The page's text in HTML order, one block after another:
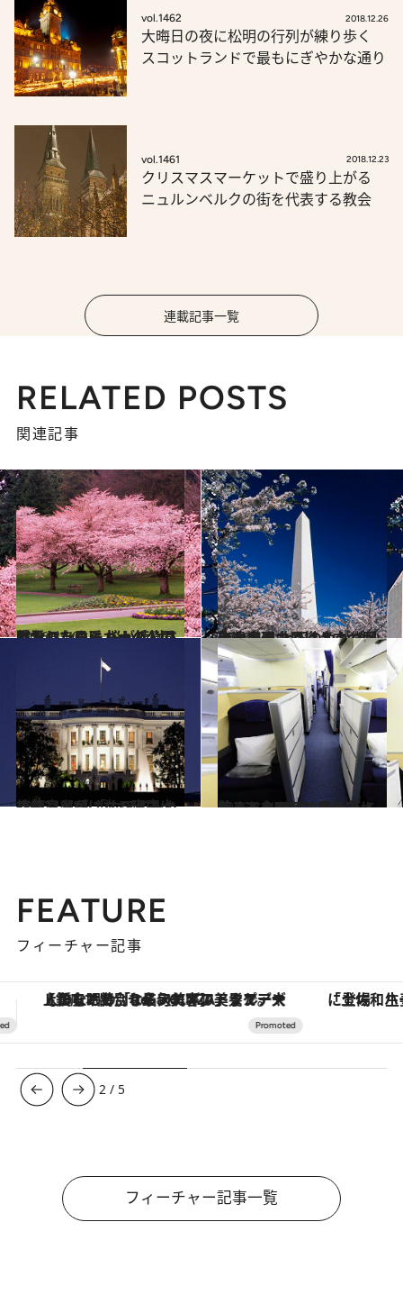
vol.1462 2018.12.26
大晦日の夜に松明の行列が練り歩く
スコットランドで最もにぎやかな通り
vol.1461 2018.12.23
クリスマスマーケットで盛り上がる
ニュルンベルクの街を代表する教会
連載記事一覧
RELATED POSTS
関連記事
2016.3.30
戦没した日系カナダ人の慰霊のために 桜が植樹されたバンクーバーの公園
旅＆お出かけ 2016.4.1
ワシントンに聳え立つ巨大な塔の 上下の色が微妙に違う理由とは？
旅＆お出かけ
2016.12.17
ワシントンに立つ米国大統領官邸が 「ホワイトハウス」と呼ばれる理由は
旅＆お出かけ 2016.11.16
貯まったマイルを一気に使って ANAのNY便ファーストクラスに乗った！
旅＆お出かけ
FEATURE
フィーチャー記事
「土佐和ハーブかき氷」がOMO7高知に登場！生姜、山椒、大葉など目にも舌にも涼を呼ぶ郷土の味 ヴァシュロン・コンスタンタ
3 / 5
フィーチャー記事一覧